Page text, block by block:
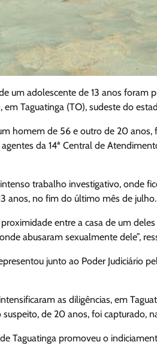
um adolescente de 13 anos foram
Taguatinga (TO), sudeste do
homem de 56 e outro de 20 anos,
da 14ª Central de
trabalho investigativo, onde
anos, no fim do último mês de julho.
entre a casa de um
abusaram sexualmente dele”,
junto ao Poder Judiciário
as diligências, em
de 20 anos, foi capturado,
Taguatinga promoveu o